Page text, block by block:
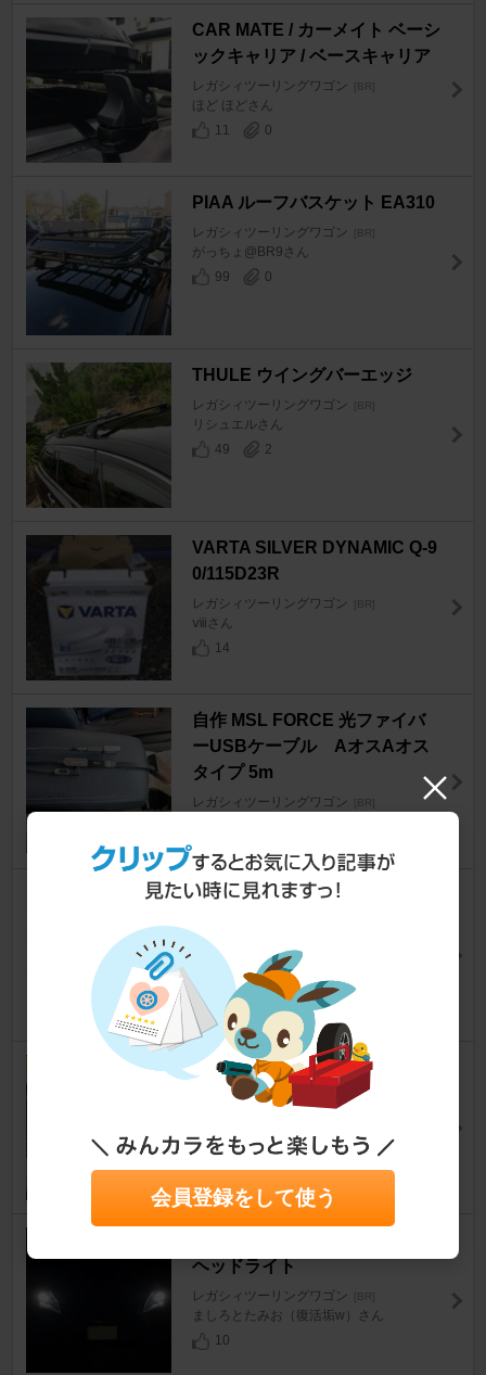
CAR MATE / カーメイト ベーシ
ックキャリア / ベースキャリア
レガシィツーリングワゴン [BR]
ほど ほどさん
11
0
PIAA ルーフバスケット EA310
レガシィツーリングワゴン [BR]
がっちょ@BR9さん
99
0
THULE ウイングバーエッジ
レガシィツーリングワゴン [BR]
リシュエルさん
49
2
VARTA SILVER DYNAMIC Q-9
0/115D23R
レガシィツーリングワゴン [BR]
ⅷさん
14
自作 MSL FORCE 光ファイバ
ーUSBケーブル AオスAオス
タイプ 5m
レガシィツーリングワゴン [BR]
PORMIDO PRA106
ましろとたみお（復活垢w）さん
モリブデンBP BEST-POWER
トルクキープ軸力バランス剤
ReiGoofyさん
190
ヘッドライト
レガシィツーリングワゴン [BR]
ましろとたみお（復活垢w）さん
10
会員登録をして使う